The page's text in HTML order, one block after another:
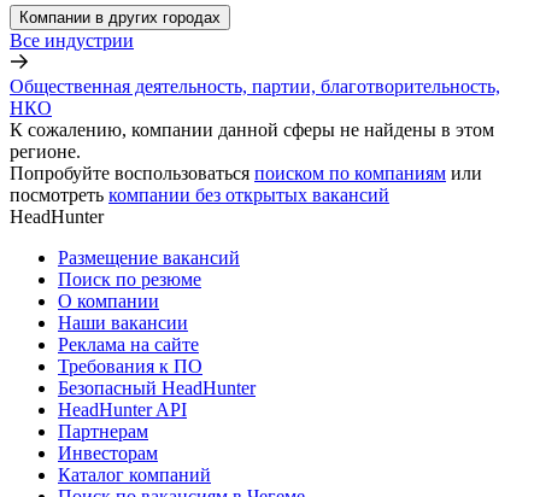
Компании в других городах
Все индустрии
Общественная деятельность, партии, благотворительность,
НКО
К сожалению, компании данной сферы не найдены в этом
регионе.
Попробуйте воспользоваться поиском по компаниям или
посмотреть компании без открытых вакансий
HeadHunter
Размещение вакансий
Поиск по резюме
О компании
Наши вакансии
Реклама на сайте
Требования к ПО
Безопасный HeadHunter
HeadHunter API
Партнерам
Инвесторам
Каталог компаний